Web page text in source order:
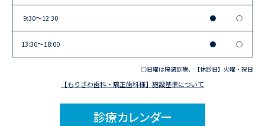
9:30〜12:30 ● ○
13:30〜18:00 ● ○
○日曜は隔週診療、【休診日】火曜・祝日
【もりざわ歯科・矯正歯科様】施設基準について
診療カレンダー